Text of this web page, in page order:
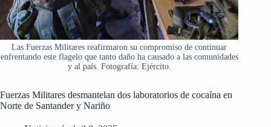
Las Fuerzas Militares reafirmaron su compromiso de continuar
enfrentando este flagelo que tanto daño ha causado a las comunidades
y al país. Fotografía: Ejército.
Fuerzas Militares desmantelan dos laboratorios de cocaína en
Norte de Santander y Nariño